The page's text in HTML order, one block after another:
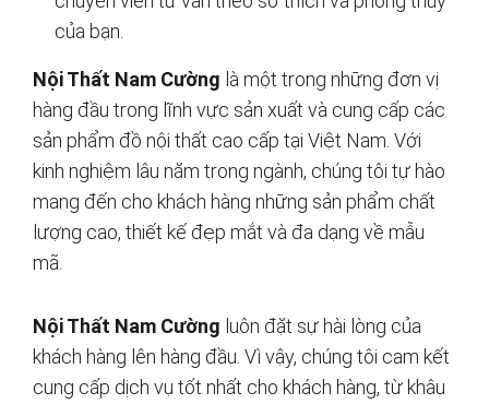
của bạn.
Nội Thất Nam Cường là một trong những đơn vị
hàng đầu trong lĩnh vực sản xuất và cung cấp các
sản phẩm đồ nội thất cao cấp tại Việt Nam. Với
kinh nghiệm lâu năm trong ngành, chúng tôi tự hào
mang đến cho khách hàng những sản phẩm chất
lượng cao, thiết kế đẹp mắt và đa dạng về mẫu
mã.
Nội Thất Nam Cường luôn đặt sự hài lòng của
khách hàng lên hàng đầu. Vì vậy, chúng tôi cam kết
cung cấp dịch vụ tốt nhất cho khách hàng, từ khâu